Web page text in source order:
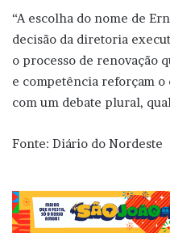
“A escolha do nome de
decisão da diretoria
o processo de renovação
e competência reforçam o
com um debate plural,
Fonte: Diário do Nordeste